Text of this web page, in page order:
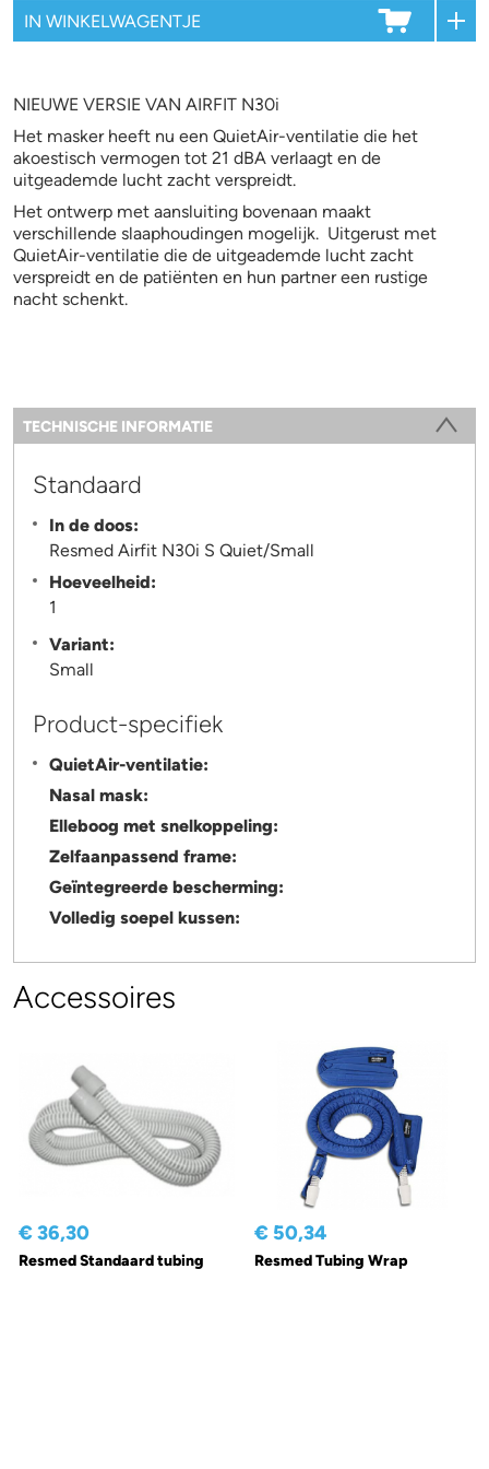
NIEUWE VERSIE VAN AIRFIT N30i
Het masker heeft nu een QuietAir-ventilatie die het
akoestisch vermogen tot 21 dBA verlaagt en de
uitgeademde lucht zacht verspreidt.
Het ontwerp met aansluiting bovenaan maakt
verschillende slaaphoudingen mogelijk. Uitgerust met
QuietAir-ventilatie die de uitgeademde lucht zacht
verspreidt en de patiënten en hun partner een rustige
nacht schenkt.
Information
TECHNISCHE INFORMATIE
Standaard
In de doos:
Resmed Airfit N30i S Quiet/Small
Hoeveelheid:
1
Variant:
Small
Product-specifiek
QuietAir-ventilatie:
Nasal mask:
Elleboog met snelkoppeling:
Zelfaanpassend frame:
Geïntegreerde bescherming:
Volledig soepel kussen:
Accessoires
€ 36,30
Resmed Standaard tubing
€ 50,34
Resmed Tubing Wrap